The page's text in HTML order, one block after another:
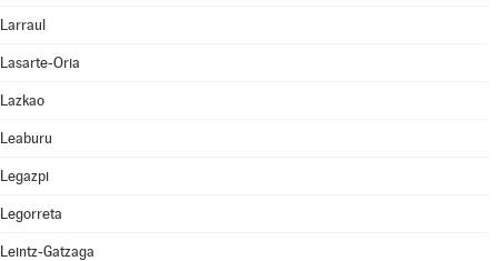
Larraul
Lasarte-Oria
Lazkao
Leaburu
Legazpi
Legorreta
Leintz-Gatzaga